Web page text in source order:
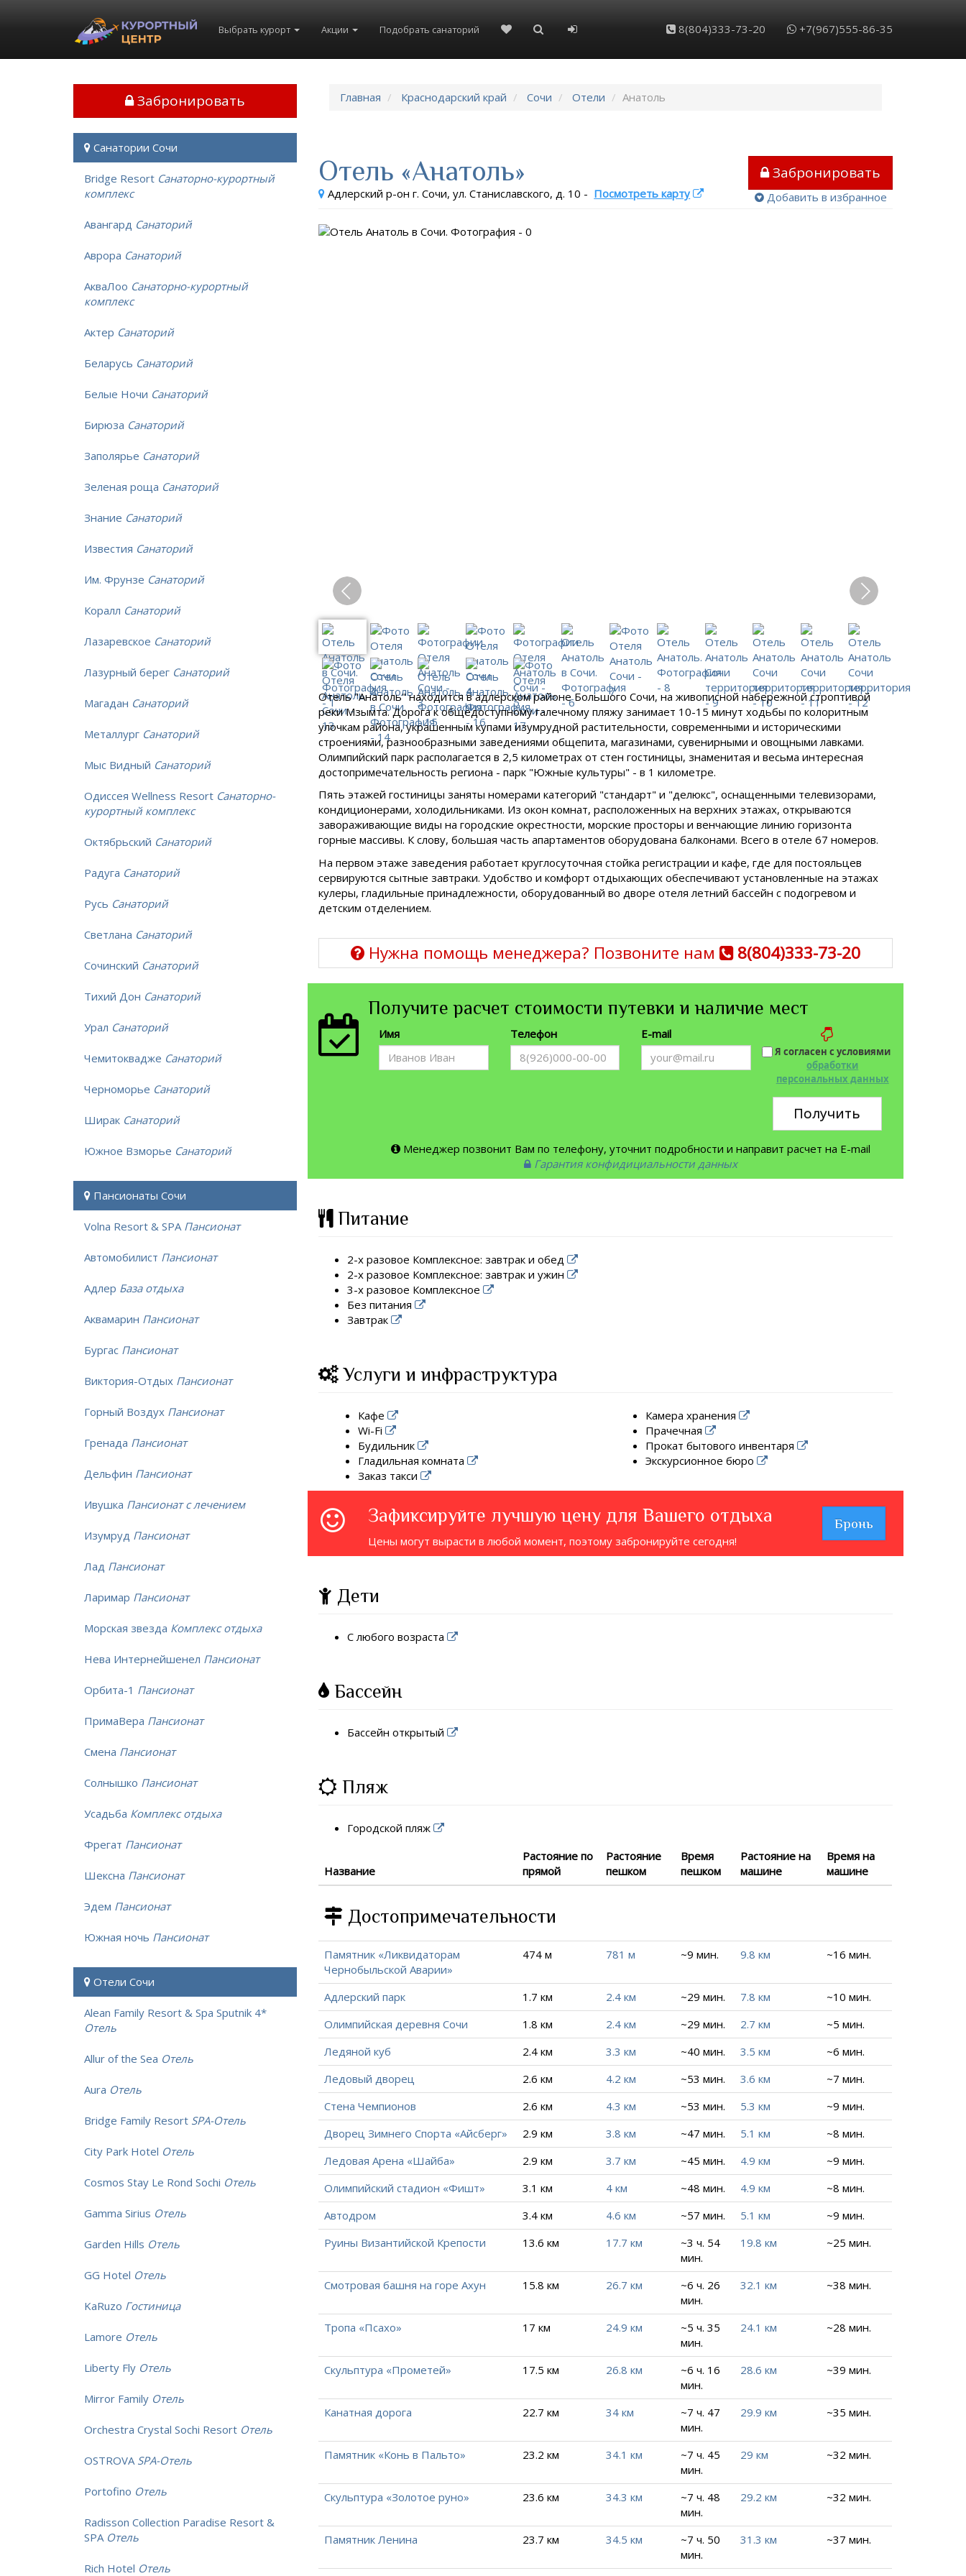
Выбрать курорт Акции Подобрать санаторий 8(804)333-73-20 +7(967)555-86-35
Главная Краснодарский край Сочи Отели Анатоль
Забронировать
Добавить в избранное
Отель «Анатоль»
Адлерский р-он г. Сочи, ул. Станиславского, д. 10 - Посмотреть карту
Отель "Анатоль" находится в адлерском районе Большого Сочи, на живописной набережной строптивой
реки Мзымта. Дорога к общедоступному галечному пляжу занимает 10-15 минут ходьбы по колоритным
улочкам района, украшенным купами изумрудной растительности, современными и историческими
строениями, разнообразными заведениями общепита, магазинами, сувенирными и овощными лавками.
Олимпийский парк располагается в 2,5 километрах от стен гостиницы, знаменитая и весьма интересная
достопримечательность региона - парк "Южные культуры" - в 1 километре.
Пять этажей гостиницы заняты номерами категорий "стандарт" и "делюкс", оснащенными телевизорами,
кондиционерами, холодильниками. Из окон комнат, расположенных на верхних этажах, открываются
завораживающие виды на городские окрестности, морские просторы и венчающие линию горизонта
горные массивы. К слову, большая часть апартаментов оборудована балконами. Всего в отеле 67 номеров.
На первом этаже заведения работает круглосуточная стойка регистрации и кафе, где для постояльцев
сервируются сытные завтраки. Удобство и комфорт отдыхающих обеспечивают установленные на этажах
кулеры, гладильные принадлежности, оборудованный во дворе отеля летний бассейн с подогревом и
детским отделением.
Нужна помощь менеджера? Позвоните нам 8(804)333-73-20
Получите расчет стоимости путевки и наличие мест
Имя Телефон E-mail
Я согласен с условиями
обработки
персональных данных
Получить
Менеджер позвонит Вам по телефону, уточнит подробности и направит расчет на E-mail
Гарантия конфидициальности данных
Питание
2-х разовое Комплексное: завтрак и обед
2-х разовое Комплексное: завтрак и ужин
3-х разовое Комплексное
Без питания
Завтрак
Услуги и инфраструктура
Кафе
Wi-Fi
Будильник
Гладильная комната
Заказ такси
Камера хранения
Прачечная
Прокат бытового инвентаря
Экскурсионное бюро
Зафиксируйте лучшую цену для Вашего отдыха
Цены могут вырасти в любой момент, поэтому забронируйте сегодня!
Бронь
Дети
С любого возраста
Бассейн
Бассейн открытый
Пляж
Городской пляж
Название
Растояние по
прямой
Растояние
пешком
Время
пешком
Растояние на
машине
Время на
машине
Достопримечательности
Памятник «Ликвидаторам
Чернобыльской Аварии»
474 м 781 м ~9 мин. 9.8 км ~16 мин.
Адлерский парк 1.7 км 2.4 км ~29 мин. 7.8 км
~10 мин.
Олимпийская деревня Сочи
1.8 км 2.4 км ~29 мин. 2.7 км
~5 мин.
Ледяной куб
2.4 км 3.3 км ~40 мин. 3.5 км
~6 мин.
Ледовый дворец
2.6 км 4.2 км ~53 мин. 3.6 км
~7 мин.
Стена Чемпионов
2.6 км 4.3 км ~53 мин. 5.3 км
~9 мин.
Дворец Зимнего Спорта «Айсберг»
2.9 км 3.8 км ~47 мин. 5.1 км
~8 мин.
Ледовая Арена «Шайба»
2.9 км 3.7 км ~45 мин. 4.9 км
~9 мин.
Олимпийский стадион «Фишт»
3.1 км 4 км ~48 мин. 4.9 км
~8 мин.
Автодром
3.4 км 4.6 км ~57 мин. 5.1 км
~9 мин.
Руины Византийской Крепости
13.6 км 17.7 км
~3 ч. 54
мин.
19.8 км ~25 мин.
Смотровая башня на горе Ахун 15.8 км 26.7 км
~6 ч. 26
мин.
32.1 км ~38 мин.
Тропа «Псахо» 17 км 24.9 км
~5 ч. 35
мин.
24.1 км ~28 мин.
Скульптура «Прометей» 17.5 км 26.8 км
~6 ч. 16
мин.
28.6 км ~39 мин.
Канатная дорога 22.7 км 34 км
~7 ч. 47
мин.
29.9 км ~35 мин.
Памятник «Конь в Пальто» 23.2 км 34.1 км
~7 ч. 45
мин.
29 км ~32 мин.
Скульптура «Золотое руно» 23.6 км 34.3 км
~7 ч. 48
мин.
29.2 км ~32 мин.
Памятник Ленина 23.7 км 34.5 км
~7 ч. 50
мин.
31.3 км ~37 мин.
Забронировать
Санатории Сочи
Bridge Resort Санаторно-курортный
комплекс
Авангард Санаторий
Аврора Санаторий
АкваЛоо Санаторно-курортный
комплекс
Актер Санаторий
Беларусь Санаторий
Белые Ночи Санаторий
Бирюза Санаторий
Заполярье Санаторий
Зеленая роща Санаторий
Знание Санаторий
Известия Санаторий
Им. Фрунзе Санаторий
Коралл Санаторий
Лазаревское Санаторий
Лазурный берег Санаторий
Магадан Санаторий
Металлург Санаторий
Мыс Видный Санаторий
Одиссея Wellness Resort Санаторно-
курортный комплекс
Октябрьский Санаторий
Радуга Санаторий
Русь Санаторий
Светлана Санаторий
Сочинский Санаторий
Тихий Дон Санаторий
Урал Санаторий
Чемитоквадже Санаторий
Черноморье Санаторий
Ширак Санаторий
Южное Взморье Санаторий
Пансионаты Сочи
Volna Resort & SPA Пансионат
Автомобилист Пансионат
Адлер База отдыха
Аквамарин Пансионат
Бургас Пансионат
Виктория-Отдых Пансионат
Горный Воздух Пансионат
Гренада Пансионат
Дельфин Пансионат
Ивушка Пансионат с лечением
Изумруд Пансионат
Лад Пансионат
Ларимар Пансионат
Морская звезда Комплекс отдыха
Нева Интернейшенел Пансионат
Орбита-1 Пансионат
ПримаВера Пансионат
Смена Пансионат
Солнышко Пансионат
Усадьба Комплекс отдыха
Фрегат Пансионат
Шексна Пансионат
Эдем Пансионат
Южная ночь Пансионат
Отели Сочи
Alean Family Resort & Spa Sputnik 4*
Отель
Allur of the Sea Отель
Aura Отель
Bridge Family Resort SPA-Отель
City Park Hotel Отель
Cosmos Stay Le Rond Sochi Отель
Gamma Sirius Отель
Garden Hills Отель
GG Hotel Отель
KaRuzo Гостиница
Lamore Отель
Liberty Fly Отель
Mirror Family Отель
Orchestra Crystal Sochi Resort Отель
OSTROVA SPA-Отель
Portofino Отель
Radisson Collection Paradise Resort &
SPA Отель
Rich Hotel Отель